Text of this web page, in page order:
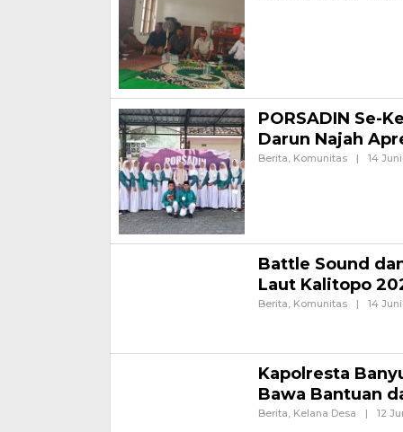
PORSADIN Se-
Darun Najah
Berita, Komunitas | 14
Battle Sound
Laut Kalitopo
Berita, Komunitas | 14
Kapolresta
Bawa Bantuan
Berita, Kelana Desa | 12